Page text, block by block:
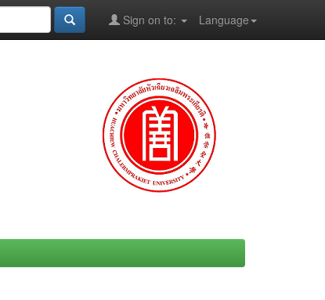
Language
Sign on to: